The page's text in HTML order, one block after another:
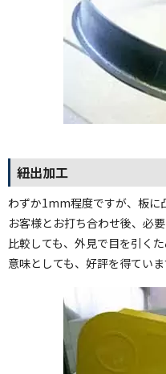
紐出加工
わずか1mm程度ですが、板に
お客様とお打ち合わせ後、必
比較しても、外見で目を引く
意味としても、好評を得ていま